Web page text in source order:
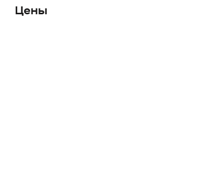
Цены